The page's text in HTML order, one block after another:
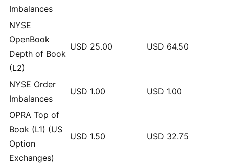
Imbalances
NYSE
OpenBook
Depth of Book
(L2)
USD 25.00 USD 64.50
NYSE Order
Imbalances
USD 1.00 USD 1.00
OPRA Top of
Book (L1) (US
Option
Exchanges)
USD 1.50 USD 32.75